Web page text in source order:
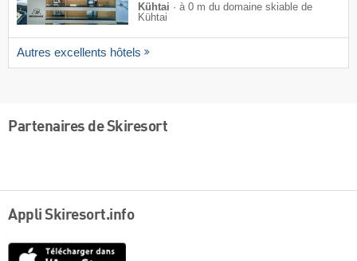
Kühtai · à 0 m du domaine skiable de
Kühtai
Autres excellents hôtels
Partenaires de Skiresort
Appli Skiresort.info